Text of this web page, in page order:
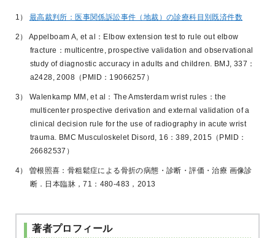
1） 最高裁判所：医事関係訴訟事件（地裁）の診療科目別既済件数
2） Appelboam A, et al：Elbow extension test to rule out elbow
fracture：multicentre, prospective validation and observational
study of diagnostic accuracy in adults and children. BMJ, 337：
a2428, 2008（PMID：19066257）
3） Walenkamp MM, et al：The Amsterdam wrist rules：the
multicenter prospective derivation and external validation of a
clinical decision rule for the use of radiography in acute wrist
trauma. BMC Musculoskelet Disord, 16：389, 2015（PMID：
26682537）
4） 曽根照喜：骨粗鬆症による骨折の病態・診断・評価・治療 画像診
断．日本臨牀，71：480-483，2013